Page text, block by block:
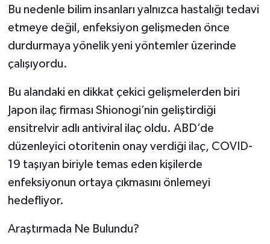
Bu nedenle bilim insanları yalnızca hastalığı tedavi
etmeye değil, enfeksiyon gelişmeden önce
durdurmaya yönelik yeni yöntemler üzerinde
çalışıyordu.
Bu alandaki en dikkat çekici gelişmelerden biri
Japon ilaç firması Shionogi’nin geliştirdiği
ensitrelvir adlı antiviral ilaç oldu. ABD’de
düzenleyici otoritenin onay verdiği ilaç, COVID-
19 taşıyan biriyle temas eden kişilerde
enfeksiyonun ortaya çıkmasını önlemeyi
hedefliyor.
Araştırmada Ne Bulundu?